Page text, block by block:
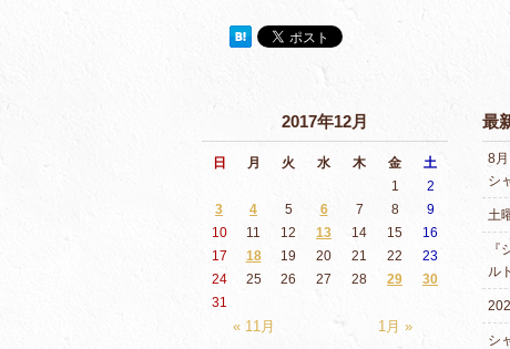
2017年12月
日 月 火 水 木 金 土
« 11月 1月 »
1
2
3
4 5 6 7 8
9
10
11 12 13 14 15
16
17
18 19 20 21 22
23
24
25 26 27 28 29
30
31
最
8
シ
土
ル
シ